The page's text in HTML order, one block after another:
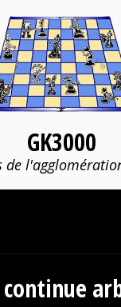
GK3000
de